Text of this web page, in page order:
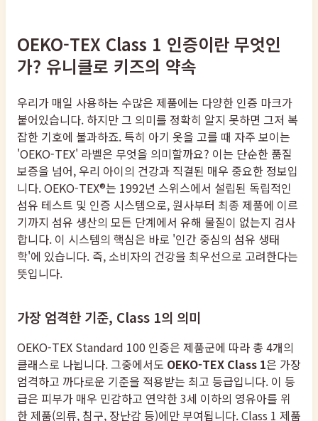
OEKO-TEX Class 1 인증이란 무엇인
가? 유니클로 키즈의 약속
우리가 매일 사용하는 수많은 제품에는 다양한 인증 마크가
붙어있습니다. 하지만 그 의미를 정확히 알지 못하면 그저 복
잡한 기호에 불과하죠. 특히 아기 옷을 고를 때 자주 보이는
'OEKO-TEX' 라벨은 무엇을 의미할까요? 이는 단순한 품질
보증을 넘어, 우리 아이의 건강과 직결된 매우 중요한 정보입
니다. OEKO-TEX®는 1992년 스위스에서 설립된 독립적인
섬유 테스트 및 인증 시스템으로, 원사부터 최종 제품에 이르
기까지 섬유 생산의 모든 단계에서 유해 물질이 없는지 검사
합니다. 이 시스템의 핵심은 바로 '인간 중심의 섬유 생태
학'에 있습니다. 즉, 소비자의 건강을 최우선으로 고려한다는
뜻입니다.
가장 엄격한 기준, Class 1의 의미
OEKO-TEX Standard 100 인증은 제품군에 따라 총 4개의
클래스로 나뉩니다. 그중에서도 OEKO-TEX Class 1은 가장
엄격하고 까다로운 기준을 적용받는 최고 등급입니다. 이 등
급은 피부가 매우 민감하고 연약한 3세 이하의 영유아를 위
한 제품(의류, 침구, 장난감 등)에만 부여됩니다. Class 1 제품